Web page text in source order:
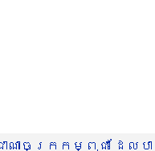
ជាណាចក្រកម្ពុជា